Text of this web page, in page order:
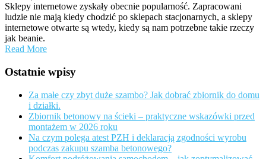
Sklepy internetowe zyskały obecnie popularność. Zapracowani
ludzie nie mają kiedy chodzić po sklepach stacjonarnych, a sklepy
internetowe otwarte są wtedy, kiedy są nam potrzebne takie rzeczy
jak beanie.
Read More
Ostatnie wpisy
Za małe czy zbyt duże szambo? Jak dobrać zbiornik do domu
i działki.
Zbiornik betonowy na ścieki – praktyczne wskazówki przed
montażem w 2026 roku
Na czym polega atest PZH i deklaracją zgodności wyrobu
podczas zakupu szamba betonowego?